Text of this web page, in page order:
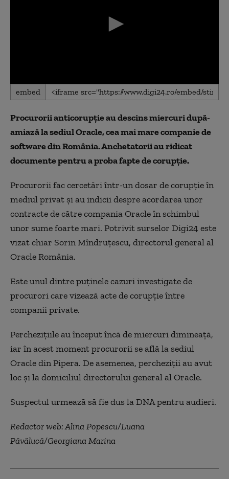
0
seconds
seconds
embed
Procurorii anticorupție au descins miercuri după-
amiază la sediul Oracle, cea mai mare companie de
software din România. Anchetatorii au ridicat
documente pentru a proba fapte de corupție.
Procurorii fac cercetări într-un dosar de corupție în
mediul privat și au indicii despre acordarea unor
contracte de către compania Oracle în schimbul
unor sume foarte mari. Potrivit surselor Digi24 este
vizat chiar Sorin Mîndruțescu, directorul general al
Oracle România.
Este unul dintre puținele cazuri investigate de
procurori care vizează acte de corupție între
companii private.
Perchezițiile au început încă de miercuri dimineață,
iar în acest moment procurorii se află la sediul
Oracle din Pipera. De asemenea, percheziții au avut
loc și la domiciliul directorului general al Oracle.
Suspectul urmează să fie dus la DNA pentru audieri.
Redactor web: Alina Popescu/Luana
Păvălucă/Georgiana Marina